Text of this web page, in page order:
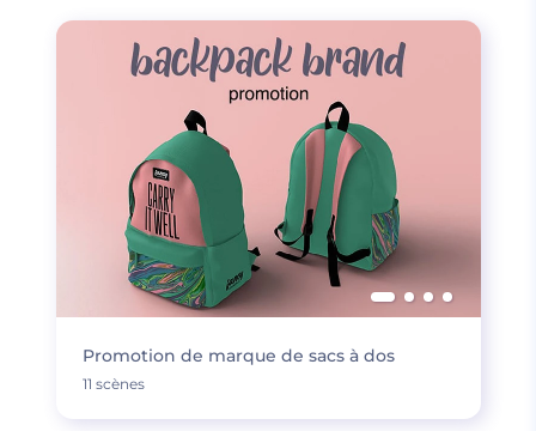
Promotion de marque de sacs à dos
11 scènes